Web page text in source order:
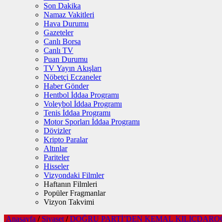
Son Dakika
Namaz Vakitleri
Hava Durumu
Gazeteler
Canlı Borsa
Canlı TV
Puan Durumu
TV Yayın Akışları
Nöbetçi Eczaneler
Haber Gönder
Hentbol İddaa Programı
Voleybol İddaa Programı
Tenis İddaa Programı
Motor Sporları İddaa Programı
Dövizler
Kripto Paralar
Altınlar
Pariteler
Hisseler
Vizyondaki Filmler
Haftanın Filmleri
Popüler Fragmanlar
Vizyon Takvimi
Anasayfa / Siyaset / DOĞRU PARTİ’DEN KEMAL